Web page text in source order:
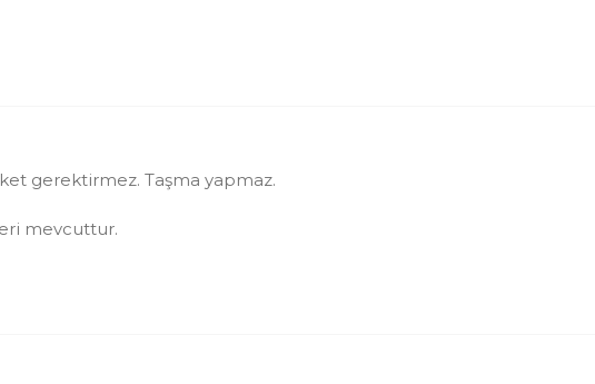
gerektirmez. Taşma yapmaz.
mevcuttur.